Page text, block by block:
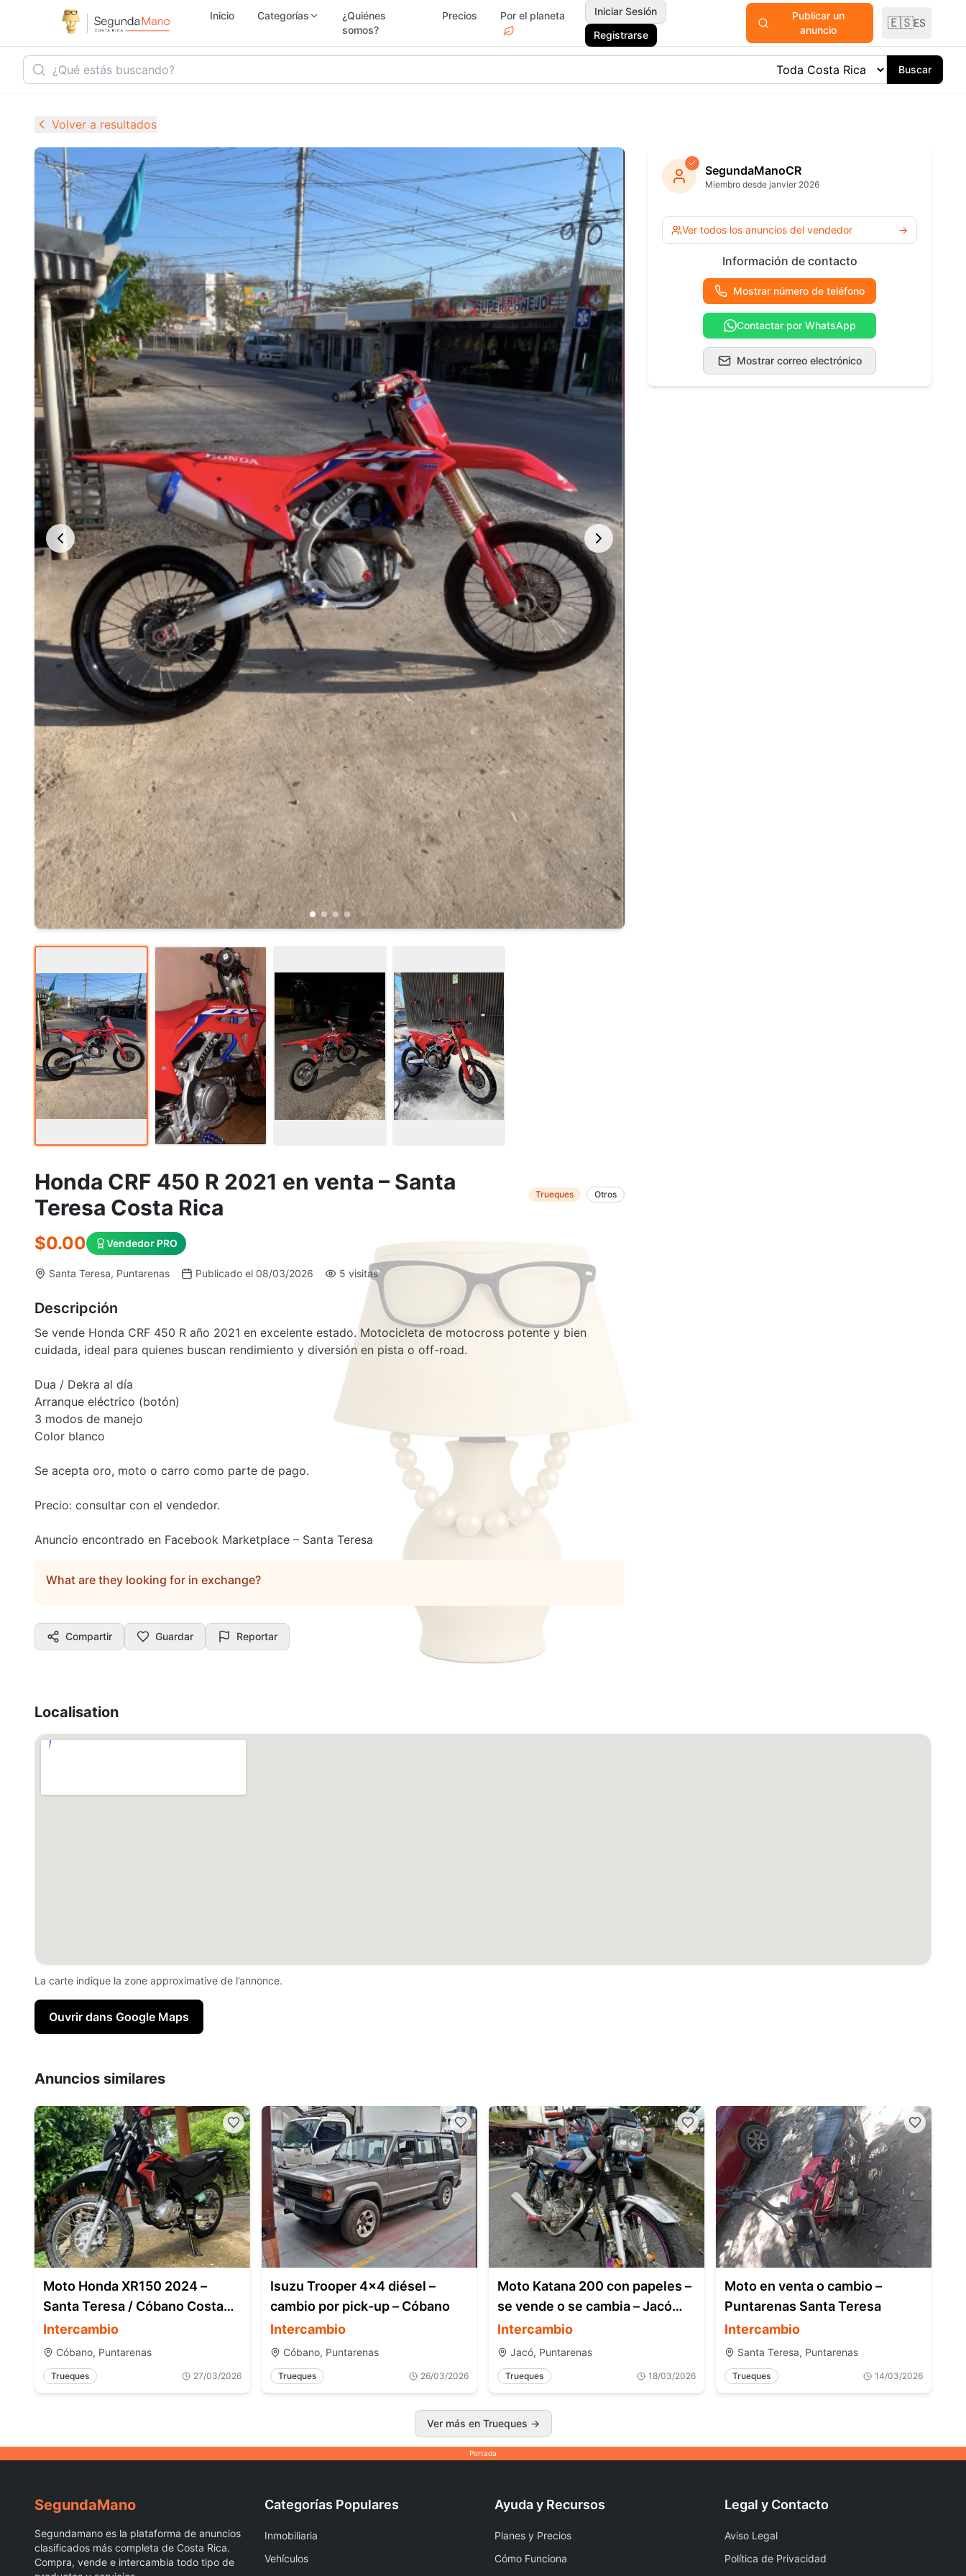
Inicio Categorías
¿Quiénes
somos?
Precios Por el planeta
Iniciar Sesión
Registrarse
Publicar un
anuncio
🇪🇸ES
Vehículos Servicios
Mascotas
Juegos y Juguetes
Accesorios
Actividades y Ocio
Jardín y Plantas
Ferretería y
Droguería
Surf & Océano
Ver todas las
categorías
Buscar
Volver a resultados
Portada
Honda CRF 450 R 2021 en venta – Santa
Teresa Costa Rica
Trueques Otros
$0.00 Vendedor PRO
Santa Teresa, Puntarenas Publicado el 08/03/2026 5 visitas
Descripción
Se vende Honda CRF 450 R año 2021 en excelente estado. Motocicleta de motocross potente y bien
cuidada, ideal para quienes buscan rendimiento y diversión en pista o off-road.
Dua / Dekra al día
Arranque eléctrico (botón)
3 modos de manejo
Color blanco
Se acepta oro, moto o carro como parte de pago.
Precio: consultar con el vendedor.
Anuncio encontrado en Facebook Marketplace – Santa Teresa
What are they looking for in exchange?
Compartir Guardar Reportar
SegundaManoCR
Miembro desde janvier 2026
Ver todos los anuncios del vendedor →
Información de contacto
Mostrar número de teléfono
Contactar por WhatsApp
Mostrar correo electrónico
Localisation
La carte indique la zone approximative de l’annonce.
Ouvrir dans Google Maps
Anuncios similares
Moto Honda XR150 2024 –
Santa Teresa / Cóbano Costa
Rica
Intercambio
Cóbano, Puntarenas
Trueques 27/03/2026
Isuzu Trooper 4x4 diésel –
cambio por pick-up – Cóbano
Intercambio
Cóbano, Puntarenas
Trueques 26/03/2026
Moto Katana 200 con papeles –
se vende o se cambia – Jacó
Costa Rica
Intercambio
Jacó, Puntarenas
Trueques 18/03/2026
Moto en venta o cambio –
Puntarenas Santa Teresa
Intercambio
Santa Teresa, Puntarenas
Trueques 14/03/2026
Ver más en Trueques →
SegundaMano
Segundamano es la plataforma de anuncios
clasificados más completa de Costa Rica.
Compra, vende e intercambia todo tipo de
Categorías Populares
Inmobiliaria
Vehículos
Ayuda y Recursos
Planes y Precios
Cómo Funciona
Legal y Contacto
Aviso Legal
Política de Privacidad